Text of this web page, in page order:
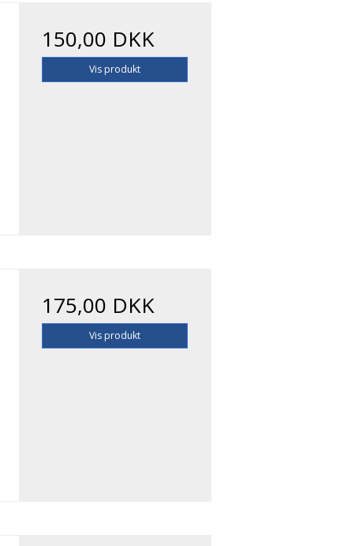
150,00 DKK
Vis produkt
175,00 DKK
Vis produkt